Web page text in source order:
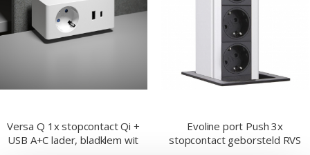
Evoline port Push 3x
stopcontact geborsteld RVS
Thebo enkelvoudig
hoekstopcontact rvs